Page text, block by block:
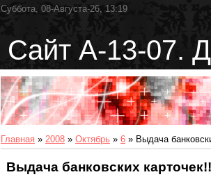
Суббота, 08-Августа-26, 13:19
Сайт А-13-07.
Главная » 2008 » Октябрь » 6 » Выдача
Выдача банковских